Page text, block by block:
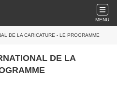
MENU
DE LA CARICATURE - LE PROGRAMME
DE LA